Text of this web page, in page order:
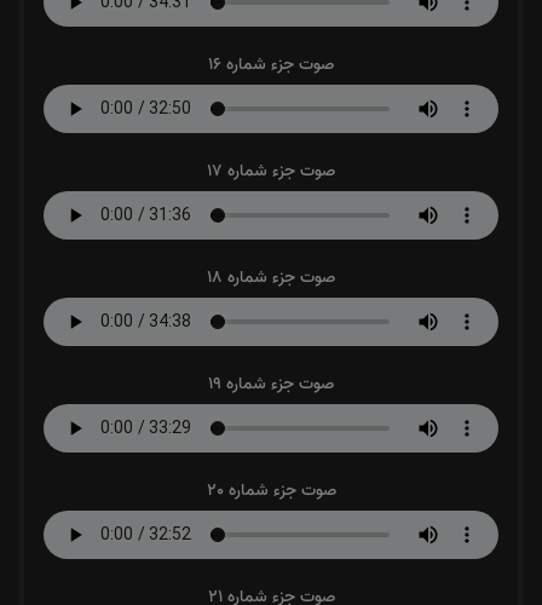
صوت جزء شماره 16
صوت جزء شماره 17
صوت جزء شماره 18
صوت جزء شماره 19
صوت جزء شماره 20
صوت جزء شماره 21